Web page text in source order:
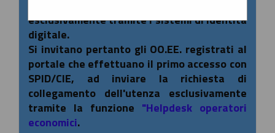
esclusivamente tramite i sistemi di identità
digitale.
Si invitano pertanto gli OO.EE. registrati al
portale che effettuano il primo accesso con
SPID/CIE, ad inviare la richiesta di
collegamento dell'utenza esclusivamente
tramite la funzione "Helpdesk operatori
economici.